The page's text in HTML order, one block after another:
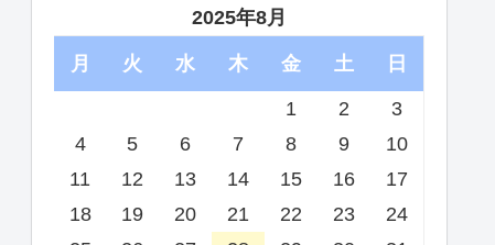
2025年8月
月 火 水 木 金 土 日
1 2
3
4
5 6 7 8 9
10
11
12 13 14 15 16
17
18
19 20 21 22 23
24